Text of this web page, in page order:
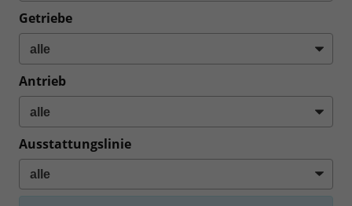
Getriebe
Antrieb
Ausstattungslinie